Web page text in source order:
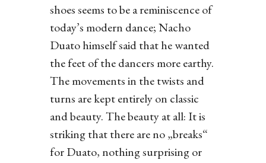
shoes seems to be a reminiscence of
today’s modern dance; Nacho
Duato himself said that he wanted
the feet of the dancers more earthy.
The movements in the twists and
turns are kept entirely on classic
and beauty. The beauty at all: It is
striking that there are no „breaks“
for Duato, nothing surprising or